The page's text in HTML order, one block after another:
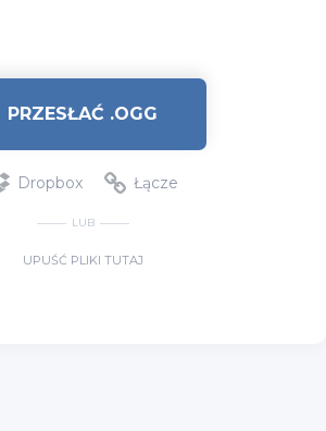
PRZESŁAĆ .OGG
Dropbox Łącze
LUB
UPUŚĆ PLIKI TUTAJ